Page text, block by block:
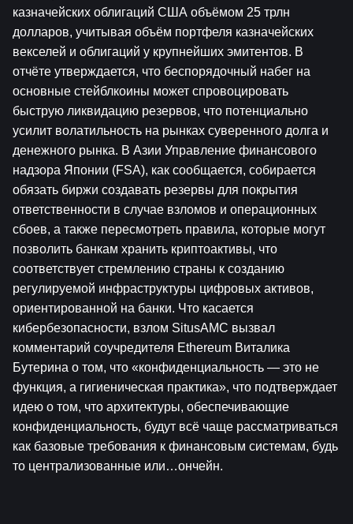
казначейских облигаций США объёмом 25 трлн
долларов, учитывая объём портфеля казначейских
векселей и облигаций у крупнейших эмитентов. В
отчёте утверждается, что беспорядочный набег на
основные стейблкоины может спровоцировать
быструю ликвидацию резервов, что потенциально
усилит волатильность на рынках суверенного долга и
денежного рынка. В Азии Управление финансового
надзора Японии (FSA), как сообщается, собирается
обязать биржи создавать резервы для покрытия
ответственности в случае взломов и операционных
сбоев, а также пересмотреть правила, которые могут
позволить банкам хранить криптоактивы, что
соответствует стремлению страны к созданию
регулируемой инфраструктуры цифровых активов,
ориентированной на банки. Что касается
кибербезопасности, взлом SitusAMC вызвал
комментарий соучредителя Ethereum Виталика
Бутерина о том, что «конфиденциальность — это не
функция, а гигиеническая практика», что подтверждает
идею о том, что архитектуры, обеспечивающие
конфиденциальность, будут всё чаще рассматриваться
как базовые требования к финансовым системам, будь
то централизованные или…ончейн.